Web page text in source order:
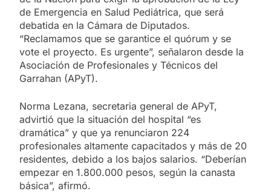
de Emergencia en Salud Pediátrica, que será
debatida en la Cámara de Diputados.
“Reclamamos que se garantice el quórum y se
vote el proyecto. Es urgente”, señalaron desde la
Asociación de Profesionales y Técnicos del
Garrahan (APyT).
Norma Lezana, secretaria general de APyT,
advirtió que la situación del hospital “es
dramática” y que ya renunciaron 224
profesionales altamente capacitados y más de 20
residentes, debido a los bajos salarios. “Deberían
empezar en 1.800.000 pesos, según la canasta
básica”, afirmó.